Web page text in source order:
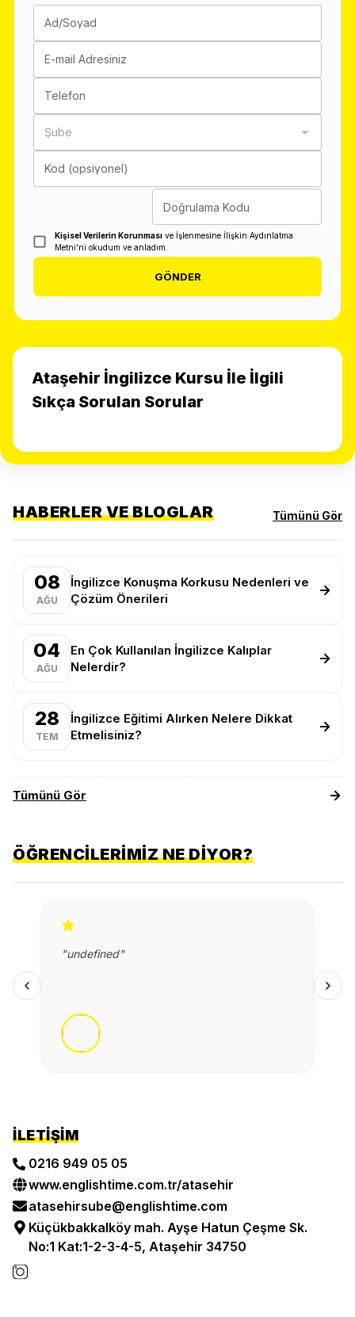
Ad/Soyad
E-mail Adresiniz
Telefon
Şube
Kod (opsiyonel)
Doğrulama Kodu
Kişisel Verilerin Korunması ve İşlenmesine İlişkin Aydınlatma
Metni'ni okudum ve anladım.
GÖNDER
Ataşehir İngilizce Kursu İle İlgili
Sıkça Sorulan Sorular
HABERLER VE BLOGLAR Tümünü Gör
08
AĞU
İngilizce Konuşma Korkusu Nedenleri ve
Çözüm Önerileri
04
AĞU
En Çok Kullanılan İngilizce Kalıplar
Nelerdir?
28
TEM
İngilizce Eğitimi Alırken Nelere Dikkat
Etmelisiniz?
Tümünü Gör
ÖĞRENCILERIMIZ NE DIYOR?
"undefined"
İLETIŞIM
0216 949 05 05
www.englishtime.com.tr/atasehir
atasehirsube@englishtime.com
Küçükbakkalköy mah. Ayşe Hatun Çeşme Sk.
No:1 Kat:1-2-3-4-5, Ataşehir 34750